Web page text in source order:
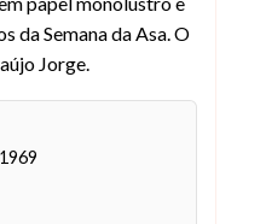
da Semana da Asa. O
Jorge.